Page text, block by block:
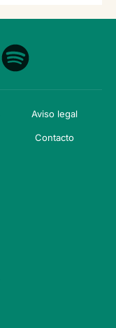
Aviso legal
Contacto